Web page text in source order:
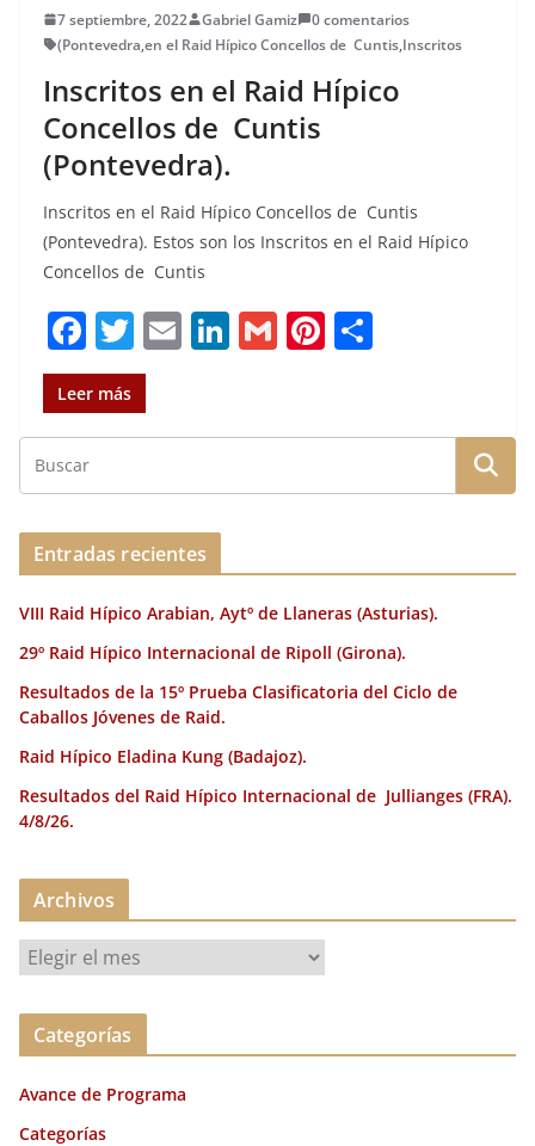
7 septiembre, 2022 Gabriel Gamiz
0 comentarios
(Pontevedra,en el Raid Hípico Concellos de Cuntis,Inscritos
Inscritos en el Raid Hípico
Concellos de Cuntis
(Pontevedra).
Inscritos en el Raid Hípico Concellos de Cuntis
(Pontevedra). Estos son los Inscritos en el Raid Hípico
Concellos de Cuntis
F
a
c
e
b
o
o
k
T
w
it
te
r
E
l
Li
e
dI
G
l
Pi
re
st
p
a
ir
Leer más
Entradas recientes
VIII Raid Hípico Arabian, Aytº de Llaneras (Asturias).
29º Raid Hípico Internacional de Ripoll (Girona).
Resultados de la 15º Prueba Clasificatoria del Ciclo de
Caballos Jóvenes de Raid.
Raid Hípico Eladina Kung (Badajoz).
Resultados del Raid Hípico Internacional de Jullianges (FRA).
4/8/26.
Archivos
r
c
v
o
Categorías
Avance de Programa
Categorías